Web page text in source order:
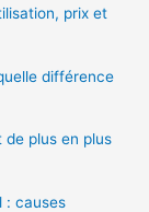
prix et
différence
de plus en plus
: causes